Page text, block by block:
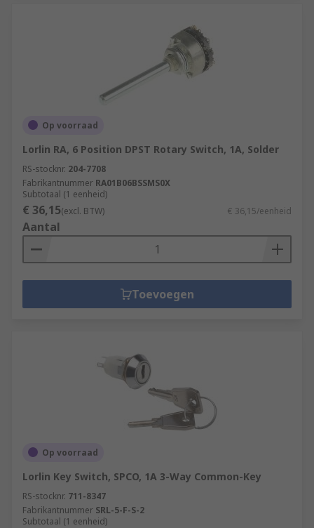
Op voorraad
Lorlin RA, 6 Position DPST Rotary Switch, 1A, Solder
RS-stocknr. 204-7708
Fabrikantnummer RA01B06BSSMS0X
Subtotaal (1 eenheid)
€ 36,15(excl. BTW) € 36,15/eenheid
Aantal
Toevoegen
Op voorraad
Lorlin Key Switch, SPCO, 1A 3-Way Common-Key
RS-stocknr. 711-8347
Fabrikantnummer SRL-5-F-S-2
Subtotaal (1 eenheid)